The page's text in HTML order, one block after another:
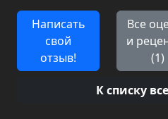
Написать
свой
отзыв!
Все
и
(1)
К списку